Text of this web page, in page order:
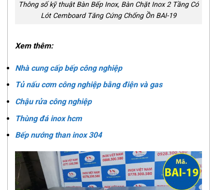
Thông số kỹ thuật Bàn Bếp Inox, Bàn Chặt Inox 2 Tầng Có
Lót Cemboard Tăng Cứng Chống Ồn BAI-19
Xem thêm:
Nhà cung cấp bếp công nghiệp
Tủ nấu cơm công nghiệp bằng điện và gas
Chậu rửa công nghiệp
Thùng đá inox hcm
Bếp nướng than inox 304